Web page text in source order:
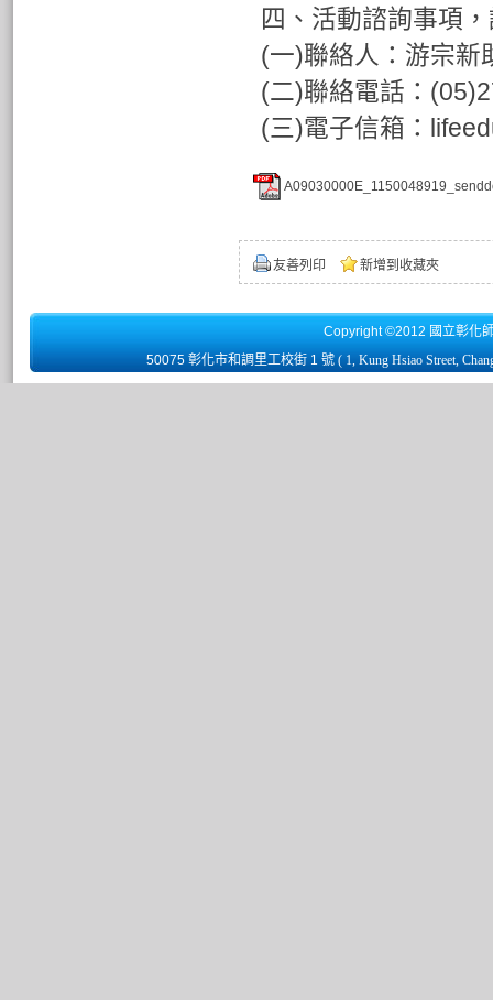
四、活動諮詢事項
(一)聯絡人：游宗新
(二)聯絡電話：
(三)電子信箱：
友善列印 新增到收藏夾
Copyright ©2012 國立彰化
50075 彰化市和調里工校街 1 號 ( 1, Kung Hsiao Street,